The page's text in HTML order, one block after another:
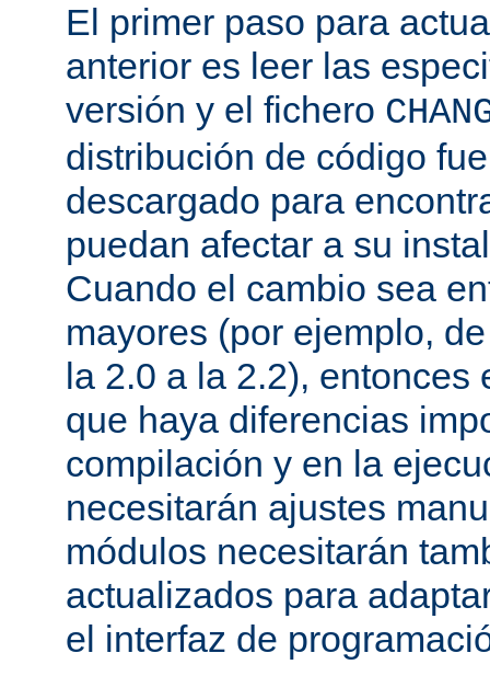
El primer paso para
anterior es leer las
versión y el fichero
distribución de código
descargado para
puedan afectar a su
Cuando el cambio sea
mayores (por ejemplo,
la 2.0 a la 2.2), entonces
que haya diferencias
compilación y en la
necesitarán ajustes
módulos necesitarán
actualizados para
el interfaz de